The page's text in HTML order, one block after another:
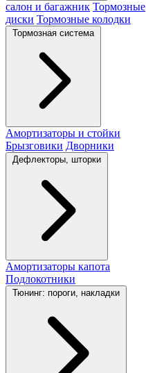
салон и багажник Тормозные
диски Тормозные колодки
Тормозная система
Амортизаторы и стойки
Брызговики Дворники
Дефлекторы, шторки
Амортизаторы капота
Подлокотники
Тюнинг: пороги, накладки